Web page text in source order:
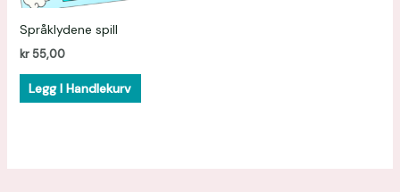
Språklydene spill
kr55,00
Legg I Handlekurv